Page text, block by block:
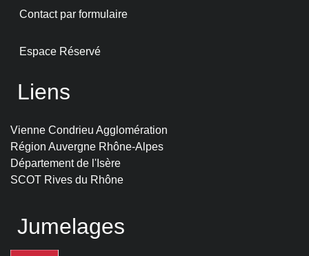
Contact par formulaire
Espace Réservé
Liens
Vienne Condrieu Agglomération
Région Auvergne Rhône-Alpes
Département de l'Isère
SCOT Rives du Rhône
Jumelages